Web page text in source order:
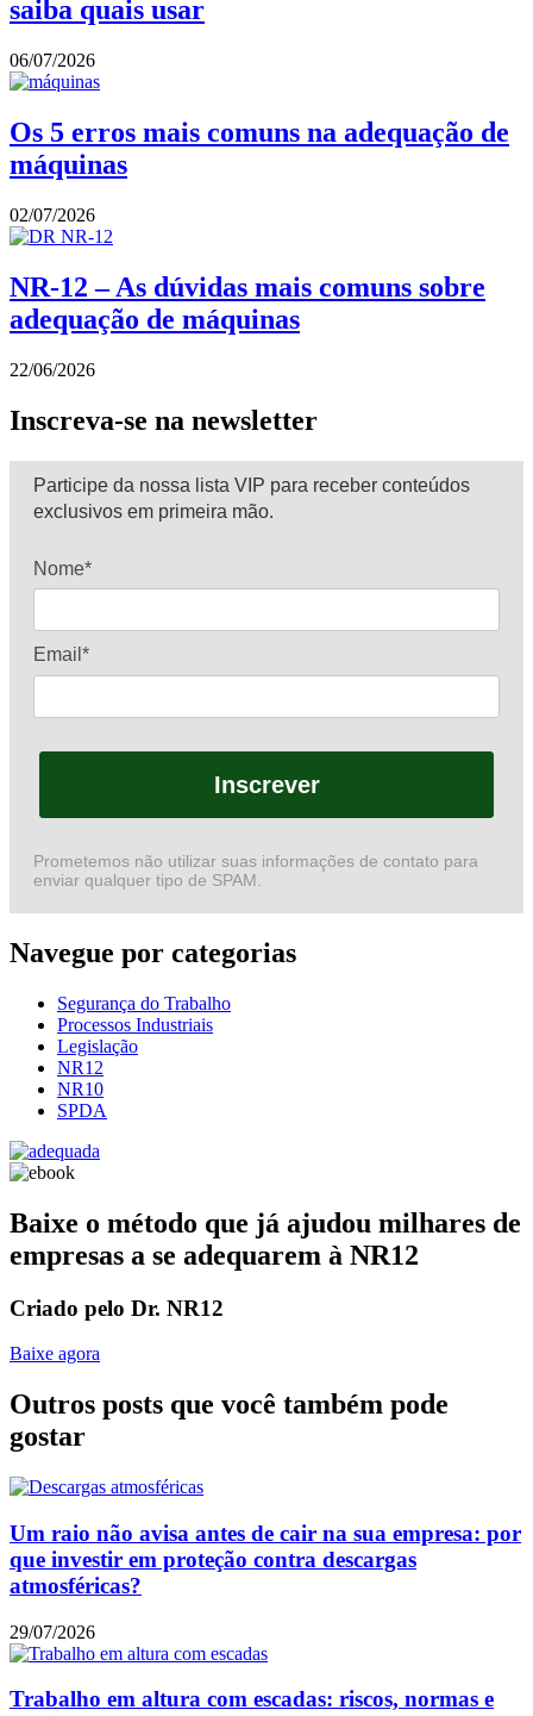
saiba quais usar
06/07/2026
Os 5 erros mais comuns na adequação de
máquinas
02/07/2026
NR-12 – As dúvidas mais comuns sobre
adequação de máquinas
22/06/2026
Inscreva-se na newsletter
Participe da nossa lista VIP para receber conteúdos
exclusivos em primeira mão.
Nome*
Email*
Inscrever
Prometemos não utilizar suas informações de contato para
enviar qualquer tipo de SPAM.
Navegue por categorias
Segurança do Trabalho
Processos Industriais
Legislação
NR12
NR10
SPDA
Baixe o método que já ajudou milhares de
empresas a se adequarem à NR12
Criado pelo Dr. NR12
Baixe agora
Outros posts que você também pode
gostar
Um raio não avisa antes de cair na sua empresa: por
que investir em proteção contra descargas
atmosféricas?
29/07/2026
Trabalho em altura com escadas: riscos, normas e